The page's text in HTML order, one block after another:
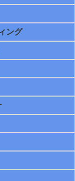
ング